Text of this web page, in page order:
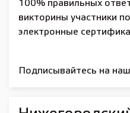
100% правильных
викторины участники
электронные
Подписывайтесь на